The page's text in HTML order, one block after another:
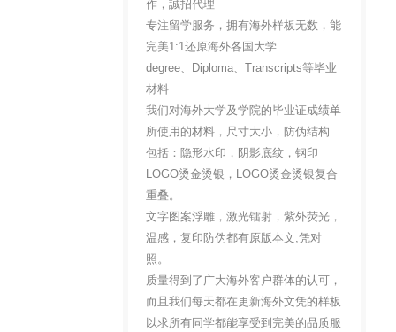
作，誠招代理
专注留学服务，拥有海外样板无数，能
完美1:1还原海外各国大学
degree、Diploma、Transcripts等毕业
材料
我们对海外大学及学院的毕业证成绩单
所使用的材料，尺寸大小，防伪结构
包括：隐形水印，阴影底纹，钢印
LOGO烫金烫银，LOGO烫金烫银复合
重叠。
文字图案浮雕，激光镭射，紫外荧光，
温感，复印防伪都有原版本文,凭对
照。
质量得到了广大海外客户群体的认可，
而且我们每天都在更新海外文凭的样板
以求所有同学都能享受到完美的品质服